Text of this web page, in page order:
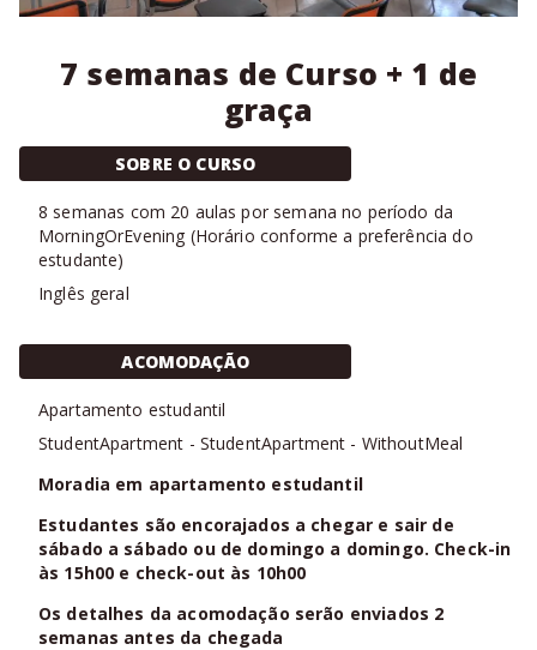
7 semanas de Curso + 1 de
graça
SOBRE O CURSO
8 semanas com 20 aulas por semana no período da
MorningOrEvening (Horário conforme a preferência do
estudante)
Inglês geral
ACOMODAÇÃO
Apartamento estudantil
StudentApartment - StudentApartment - WithoutMeal
Moradia em apartamento estudantil
Estudantes são encorajados a chegar e sair de
sábado a sábado ou de domingo a domingo. Check-in
às 15h00 e check-out às 10h00
Os detalhes da acomodação serão enviados 2
semanas antes da chegada